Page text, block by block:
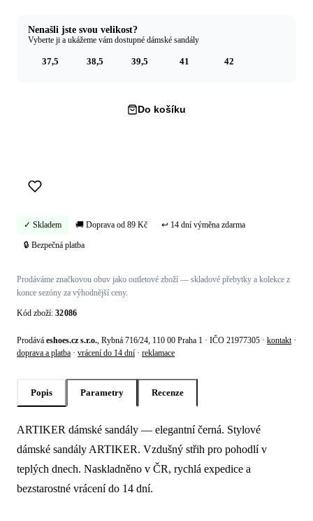
Nenašli jste svou velikost?
Vyberte ji a ukážeme vám dostupné dámské sandály
37,5 38,5 39,5 41 42
Do košíku
✓ Skladem 🚚 Doprava od 89 Kč ↩ 14 dní výměna zdarma
🔒 Bezpečná platba
Prodáváme značkovou obuv jako outletové zboží — skladové přebytky a kolekce z
konce sezóny za výhodnější ceny.
Kód zboží: 32086
Prodává eshoes.cz s.r.o. , Rybná 716/24, 110 00 Praha 1 · IČO 21977305 · kontakt ·
doprava a platba · vrácení do 14 dní · reklamace
Popis Parametry Recenze
Popis produktu Artiker Dámské
ARTIKER dámské sandály — elegantní černá. Stylové
dámské sandály ARTIKER. Vzdušný střih pro pohodlí v
teplých dnech. Naskladněno v ČR, rychlá expedice a
bezstarostné vrácení do 14 dní.